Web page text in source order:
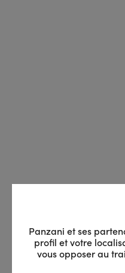
Panzani et ses
profil et votre
vous opposer au